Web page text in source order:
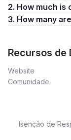
2. How much is
3.
Recursos de
Website
Comunidade
Isenção de